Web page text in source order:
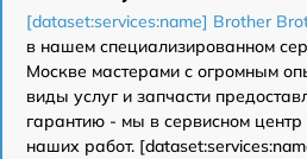
[dataset:services:name] Brother
в нашем специализированном
Москве мастерами с огромным
виды услуг и запчасти
гарантию - мы в сервисном
наших работ.